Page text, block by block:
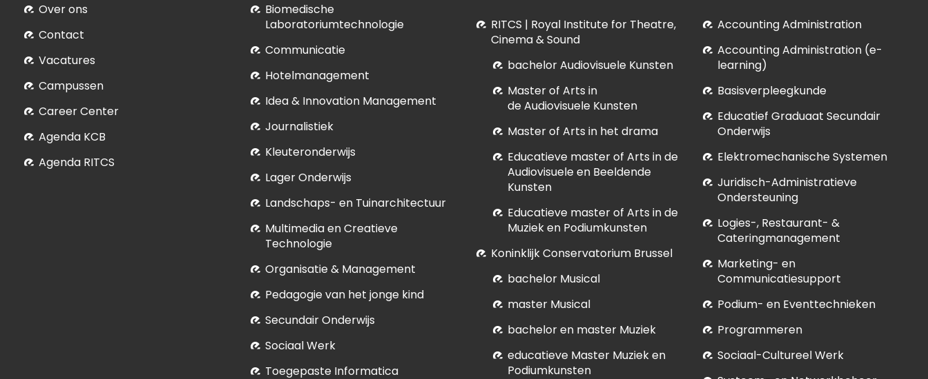
Over ons
Contact
Vacatures
Campussen
Career Center
Agenda KCB
Agenda RITCS
Biomedische
Laboratoriumtechnologie
Communicatie
Hotelmanagement
Idea & Innovation Management
Journalistiek
Kleuteronderwijs
Lager Onderwijs
Landschaps- en Tuinarchitectuur
Multimedia en Creatieve
Technologie
Organisatie & Management
Pedagogie van het jonge kind
Secundair Onderwijs
Sociaal Werk
Toegepaste Informatica
RITCS | Royal Institute for Theatre,
Cinema & Sound
bachelor Audiovisuele Kunsten
Master of Arts in
de Audiovisuele Kunsten
Master of Arts in het drama
Educatieve master of Arts in de
Audiovisuele en Beeldende
Kunsten
Educatieve master of Arts in de
Muziek en Podiumkunsten
Koninklijk Conservatorium Brussel
bachelor Musical
master Musical
bachelor en master Muziek
educatieve Master Muziek en
Podiumkunsten
Accounting Administration
Accounting Administration (e-
learning)
Basisverpleegkunde
Educatief Graduaat Secundair
Onderwijs
Elektromechanische Systemen
Juridisch-Administratieve
Ondersteuning
Logies-, Restaurant- &
Cateringmanagement
Marketing- en
Communicatiesupport
Podium- en Eventtechnieken
Programmeren
Soci­aal-Cul­tureel Werk